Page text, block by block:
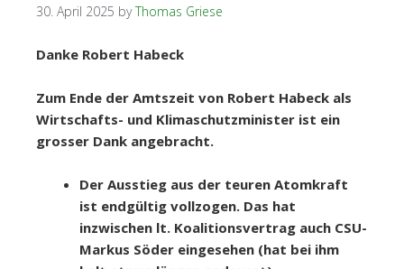
30. April 2025 byThomas Griese
Danke Robert Habeck
Zum Ende der Amtszeit von Robert Habeck als
Wirtschafts- und Klimaschutzminister ist ein
grosser Dank angebracht.
Der Ausstieg aus der teuren Atomkraft
ist endgültig vollzogen. Das hat
inzwischen lt. Koalitionsvertrag auch CSU-
Markus Söder eingesehen (hat bei ihm